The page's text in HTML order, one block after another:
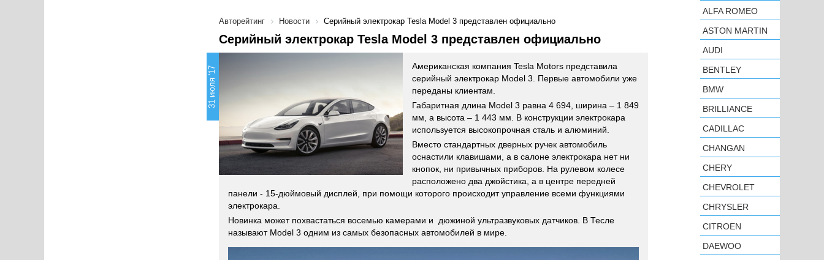
Авторейтинг Новости Серийный электрокар Tesla Model 3 представлен официально
Серийный электрокар Tesla Model 3 представлен официально
31 июля '17
Американская компания Tesla Motors представила
серийный электрокар Model 3. Первые автомобили уже
переданы клиентам.
Габаритная длина Model 3 равна 4 694, ширина – 1 849
мм, а высота – 1 443 мм. В конструкции электрокара
используется высокопрочная сталь и алюминий.
Вместо стандартных дверных ручек автомобиль
оснастили клавишами, а в салоне электрокара нет ни
кнопок, ни привычных приборов. На рулевом колесе
расположено два джойстика, а в центре передней
панели - 15-дюймовый дисплей, при помощи которого происходит управление всеми функциями
электрокара.
Новинка может похвастаться восемью камерами и дюжиной ультразвуковых датчиков. В Тесле
называют Model 3 одним из самых безопасных автомобилей в мире.
ALFA ROMEO
ASTON MARTIN
AUDI
BENTLEY
BMW
BRILLIANCE
CADILLAC
CHANGAN
CHERY
CHEVROLET
CHRYSLER
CITROEN
DAEWOO